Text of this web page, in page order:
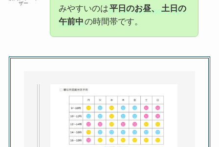
ザー
みやすいのは平日のお昼、
土日の
午前中の時間帯です。